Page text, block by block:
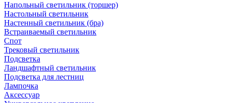
Напольный светильник (торшер)
Настольный светильник
Настенный светильник (бра)
Встраиваемый светильник
Спот
Трековый светильник
Подсветка
Ландшафтный светильник
Подсветка для лестниц
Лампочка
Аксессуар